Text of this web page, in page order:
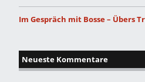
Im Gespräch mit Bosse – Übers
Neueste Kommentare